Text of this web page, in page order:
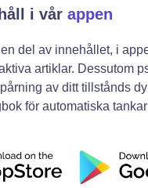
i vår appen
del av innehållet, i
artiklar. Dessutom
av ditt tillstånds
för automatiska